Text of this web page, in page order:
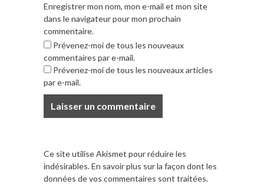
Enregistrer mon nom, mon e-mail et mon site
dans le navigateur pour mon prochain
commentaire.
Prévenez-moi de tous les nouveaux
commentaires par e-mail.
Prévenez-moi de tous les nouveaux articles
par e-mail.
Ce site utilise Akismet pour réduire les
indésirables.En savoir plus sur la façon dont les
données de vos commentaires sont traitées.